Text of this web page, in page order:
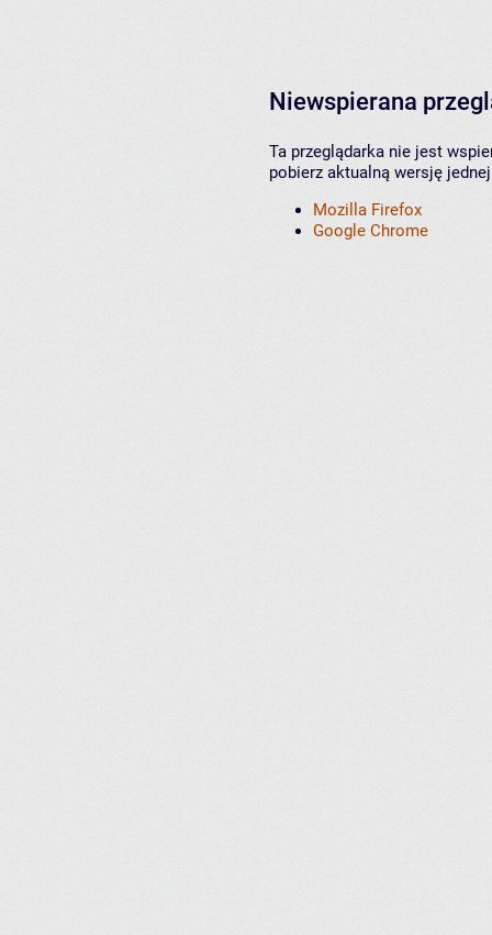
Niewspierana
Ta przeglądarka nie jest
pobierz aktualną wersję
Mozilla Firefox
Google Chrome